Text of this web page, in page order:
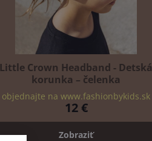
Little Crown Headband - Detská
korunka – čelenka
objednajte na www.fashionbykids.sk
12 €
Zobraziť